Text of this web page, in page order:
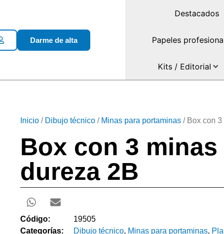
Darme de alta
Destacados
Papeles
Kits / Editorial
Inicio / Dibujo técnico / Minas para portaminas / Box con
Box con 3 minas
dureza 2B
Código:
19505
Categorías:
Dibujo técnico, Minas para portaminas,